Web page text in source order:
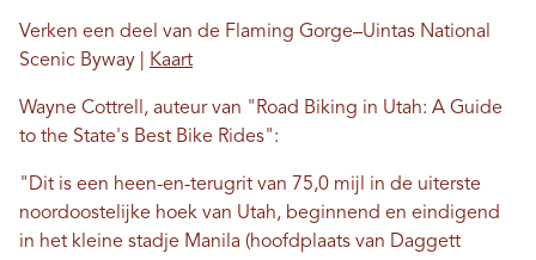
Verken een deel van de Flaming Gorge–Uintas National
Scenic Byway |
Kaart
Wayne Cottrell, auteur van "Road Biking in Utah: A Guide
to the State's Best Bike Rides":
"Dit is een heen-en-terugrit van 75,0 mijl in de uiterste
noordoostelijke hoek van Utah, beginnend en eindigend
in het kleine stadje Manila (hoofdplaats van Daggett